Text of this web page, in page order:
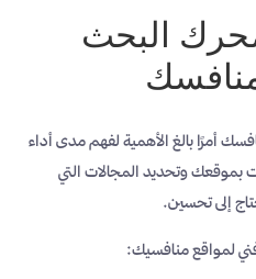
البحث
أمرًا بالغ الأهمية لفهم مدى أداء
بموقعك وتحديد المجالات التي
إلى تحسين.
لمواقع منافسيك: